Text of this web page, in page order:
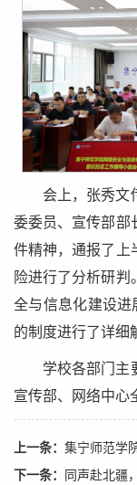
会上，张秀文
委委员、宣传部部
件精神，通报了上
险进行了分析研判
全与信息化建设进
的制度进行了详细
学校各部门主
宣传部、网络中心
上一条： 集宁师范学
下一条：
同声赴北疆，